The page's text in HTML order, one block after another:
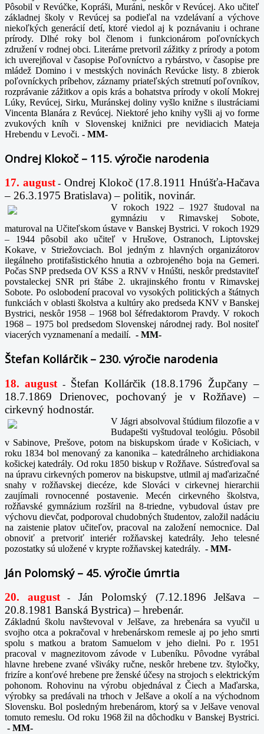
Pôsobil v Revúčke, Kopráši, Muráni, neskôr v Revúcej. Ako učiteľ
základnej školy v Revúcej sa podieľal na vzdelávaní a výchove
niekoľkých generácií detí, ktoré viedol aj k poznávaniu i ochrane
prírody. Dlhé roky bol členom i funkcionárom poľovníckych
združení v rodnej obci. Literárne pretvoril zážitky z prírody a potom
ich uverejňoval v časopise Poľovníctvo a rybárstvo, v časopise pre
mládež Domino i v mestských novinách Revúcke listy. 8 zbierok
poľovníckych príbehov, záznamy priateľských stretnutí poľovníkov,
rozprávanie zážitkov a opis krás a bohatstva prírody v okolí Mokrej
Lúky, Revúcej, Sirku, Muránskej doliny vyšlo knižne s ilustráciami
Vincenta Blanára z Revúcej. Niektoré jeho knihy vyšli aj vo forme
zvukových kníh v Slovenskej knižnici pre nevidiacich Mateja
Hrebendu v Levoči. - MM-
Ondrej Klokoč – 115. výročie narodenia
17. august- Ondrej Klokoč (17.8.1911 Hnúšťa-Hačava
– 26.3.1975 Bratislava) – politik, novinár.
V rokoch 1922 – 1927 študoval na
gymnáziu v Rimavskej Sobote,
maturoval na Učiteľskom ústave v Banskej Bystrici. V rokoch 1929
– 1944 pôsobil ako učiteľ v Hrušove, Ostranoch, Liptovskej
Kokave, v Striežovciach. Bol jedným z hlavných organizátorov
ilegálneho protifašistického hnutia a ozbrojeného boja na Gemeri.
Počas SNP predseda OV KSS a RNV v Hnúšti, neskôr predstaviteľ
povstaleckej SNR pri štábe 2. ukrajinského frontu v Rimavskej
Sobote. Po oslobodení pracoval vo vysokých politických a štátnych
funkciách v oblasti školstva a kultúry ako predseda KNV v Banskej
Bystrici, neskôr 1958 – 1968 bol šéfredaktorom Pravdy. V rokoch
1968 – 1975 bol predsedom Slovenskej národnej rady. Bol nositeľ
viacerých vyznamenaní a medailí. - MM-
Štefan Kollárčik – 230. výročie narodenia
18. august -
Štefan Kollárčik (18.8.1796 Župčany –
18.7.1869 Drienovec, pochovaný je v Rožňave) –
cirkevný hodnostár.
V Jágri absolvoval štúdium filozofie a v
Budapešti vyštudoval teológiu. Pôsobil
v Sabinove, Prešove, potom na biskupskom úrade v Košiciach, v
roku 1834 bol menovaný za kanonika – katedrálneho archidiakona
košickej katedrály. Od roku 1850 biskup v Rožňave. Sústreďoval sa
na úpravu cirkevných pomerov na biskupstve, utlmil aj maďarizačné
snahy v rožňavskej diecéze, kde Slováci v cirkevnej hierarchii
zaujímali rovnocenné postavenie. Mecén cirkevného školstva,
rožňavské gymnázium rozšíril na 8-triedne, vybudoval ústav pre
výchovu dievčat, podporoval chudobných študentov, založil nadáciu
na zaistenie platov učiteľov, pracoval na založení nemocnice. Dal
obnoviť a pretvoriť interiér rožňavskej katedrály. Jeho telesné
pozostatky sú uložené v krypte rožňavskej katedrály. - MM-
Ján Polomský – 45. výročie úmrtia
20. august-
Ján Polomský (7.12.1896 Jelšava –
20.8.1981 Banská Bystrica) – hrebenár.
Základnú školu navštevoval v Jelšave, za hrebenára sa vyučil u
svojho otca a pokračoval v hrebenárskom remesle aj po jeho smrti
spolu s matkou a bratom Samuelom v jeho dielni. Po r. 1951
pracoval v magnezitovom závode v Lubeníku. Pôvodne vyrábal
hlavne hrebene zvané všiváky ručne, neskôr hrebene tzv. štyločky,
frizíre a konťové hrebene pre ženské účesy na strojoch s elektrickým
pohonom. Rohovinu na výrobu objednával z Čiech a Maďarska,
výrobky sa predávali na trhoch v Jelšave a okolí a na východnom
Slovensku. Bol posledným hrebenárom, ktorý sa v Jelšave venoval
tomuto remeslu. Od roku 1968 žil na dôchodku v Banskej Bystrici.
- MM-